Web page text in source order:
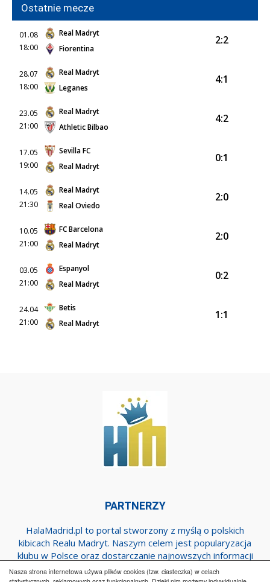
Nasza strona internetowa używa plików cookies (tzw. ciasteczka) w celach
Ostatnie mecze
01.08
18:00
Real Madryt
Fiorentina
2:2
28.07
18:00
Real Madryt
Leganes
4:1
23.05
21:00
Real Madryt
Athletic Bilbao
4:2
17.05
19:00
Sevilla FC
Real Madryt
0:1
14.05
21:30
Real Madryt
Real Oviedo
2:0
10.05
21:00
FC Barcelona
Real Madryt
2:0
03.05
21:00
Espanyol
Real Madryt
0:2
24.04
21:00
Betis
Real Madryt
1:1
PARTNERZY
HalaMadrid.pl to portal stworzony z myślą o polskich
kibicach Realu Madryt. Naszym celem jest popularyzacja
klubu w Polsce oraz dostarczanie najnowszych informacji
dotyczących zespołu z Estadio Santiago Bernabeu.